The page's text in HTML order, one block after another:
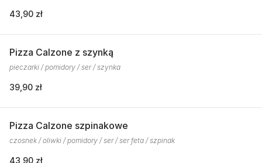
43,90 zł
Pizza Calzone z szynką
pieczarki / pomidory / ser / szynka
39,90 zł
Pizza Calzone szpinakowe
czosnek / oliwki / pomidory / ser / ser feta / szpinak
43,90 zł